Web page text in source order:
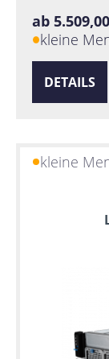
ab
kleine
DETAILS
kleine